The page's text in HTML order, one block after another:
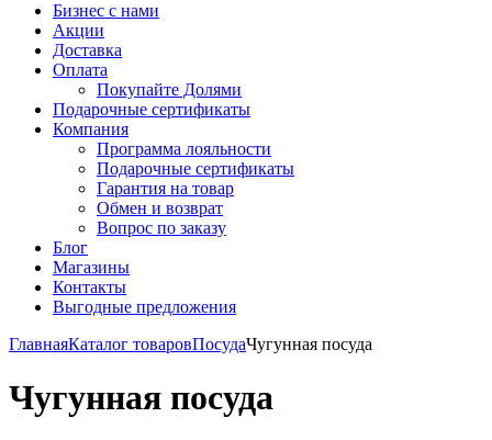
Бизнес с нами
Акции
Доставка
Оплата
Покупайте Долями
Подарочные сертификаты
Компания
Программа лояльности
Подарочные сертификаты
Гарантия на товар
Обмен и возврат
Вопрос по заказу
Блог
Магазины
Контакты
Выгодные предложения
ГлавнаяКаталог товаровПосудаЧугунная посуда
Чугунная посуда